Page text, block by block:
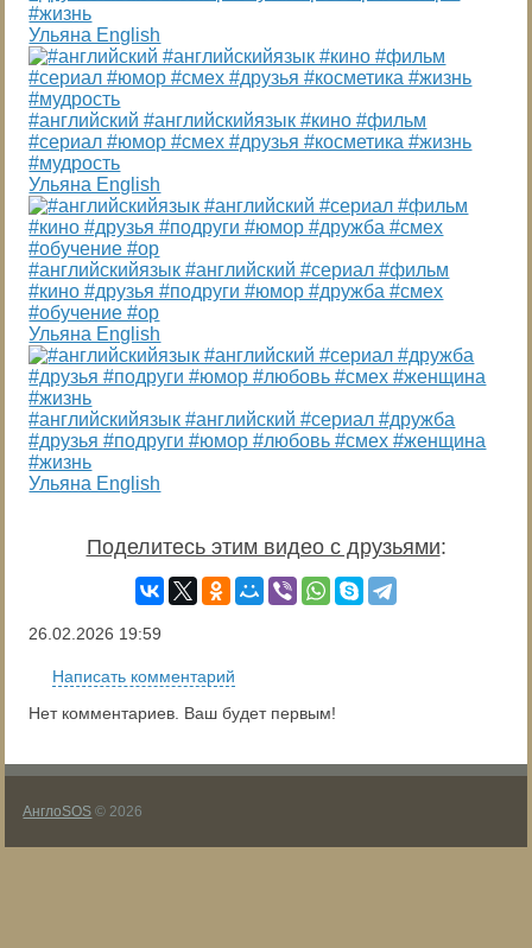
#жизнь
Ульяна English
#английский #английскийязык #кино #фильм
#сериал #юмор #смех #друзья #косметика #жизнь
#мудрость
Ульяна English
#английскийязык #английский #сериал #фильм
#кино #друзья #подруги #юмор #дружба #смех
#обучение #ор
Ульяна English
#английскийязык #английский #сериал #дружба
#друзья #подруги #юмор #любовь #смех #женщина
#жизнь
Ульяна English
Поделитесь этим видео с друзьями:
26.02.2026 19:59
Написать комментарий
Нет комментариев. Ваш будет первым!
АнглоSOS © 2026